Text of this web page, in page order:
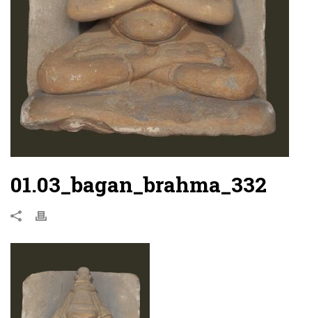
01.03_bagan_brahma_332